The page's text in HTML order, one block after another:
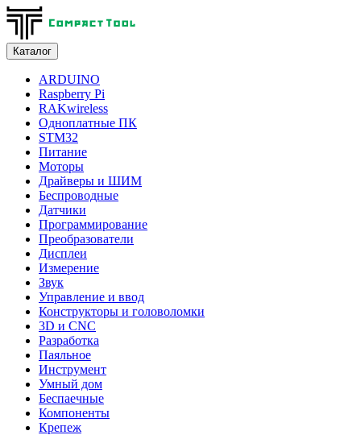
Каталог
ARDUINO
Raspberry Pi
RAKwireless
Одноплатные ПК
STM32
Питание
Моторы
Драйверы и ШИМ
Беспроводные
Датчики
Программирование
Преобразователи
Дисплеи
Измерение
Звук
Управление и ввод
Конструкторы и головоломки
3D и CNC
Разработка
Паяльное
Инструмент
Умный дом
Беспаечные
Компоненты
Крепеж